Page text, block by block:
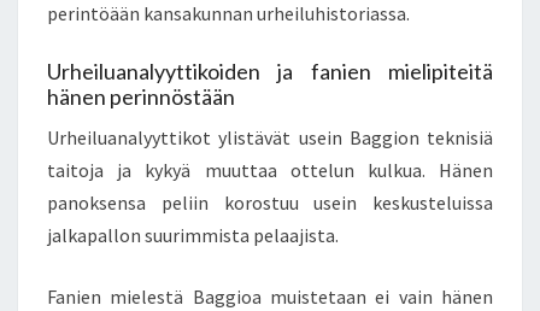
perintöään kansakunnan urheiluhistoriassa.
Urheiluanalyyttikoiden ja fanien mielipiteitä
hänen perinnöstään
Urheiluanalyyttikot ylistävät usein Baggion teknisiä
taitoja ja kykyä muuttaa ottelun kulkua. Hänen
panoksensa peliin korostuu usein keskusteluissa
jalkapallon suurimmista pelaajista.
Fanien mielestä Baggioa muistetaan ei vain hänen